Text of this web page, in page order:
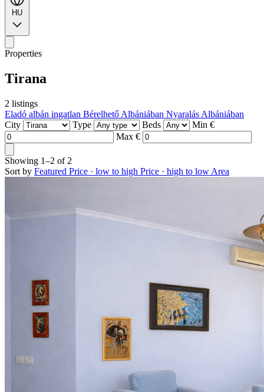
HU
Properties
Tirana
2 listings
Eladó albán ingatlan Bérelhető Albániában Nyaralás Albániában
City
Type Beds
Min €
Max €
Showing 1–2 of 2
Sort by Featured Price · low to high Price · high to low Area